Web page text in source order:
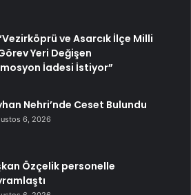
ve Asarcık İlçe Milli
Yeri Değişen
İadesi İstiyor”
Nehri’nde Ceset Bulundu
6, 2026
Özçelik personelle